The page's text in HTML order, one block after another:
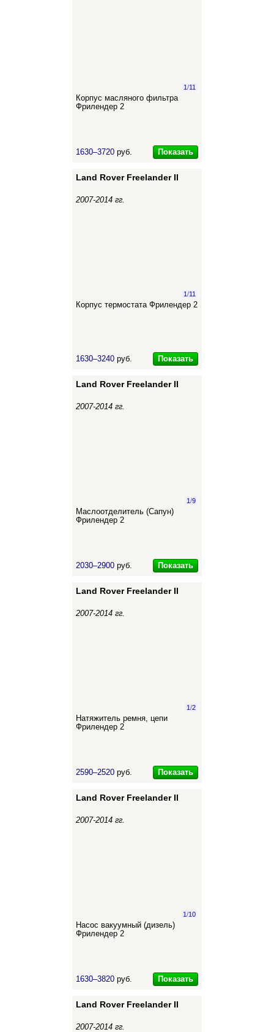
1/11
Корпус масляного фильтра
Фрилендер 2
1630–3720 руб. Показать
Land Rover Freelander II
2007-2014 гг.
1/11
Корпус термостата Фрилендер 2
1630–3240 руб. Показать
Land Rover Freelander II
2007-2014 гг.
1/9
Маслоотделитель (Сапун)
Фрилендер 2
2030–2900 руб. Показать
Land Rover Freelander II
2007-2014 гг.
1/2
Натяжитель ремня, цепи
Фрилендер 2
2590–2520 руб. Показать
Land Rover Freelander II
2007-2014 гг.
1/10
Насос вакуумный (дизель)
Фрилендер 2
1630–3820 руб. Показать
Land Rover Freelander II
2007-2014 гг.